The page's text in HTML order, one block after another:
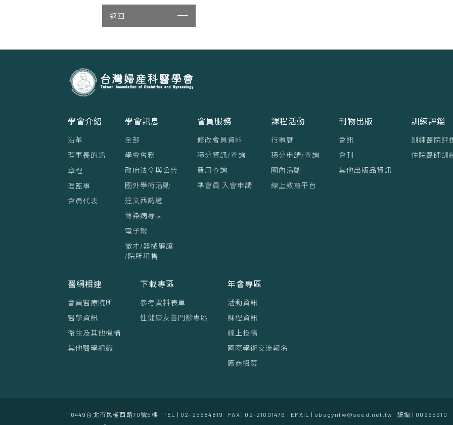
返回
學會介紹
沿革
理事⻑的話
章程
理監事
會員代表
學會訊息
全部
學會會務
政府法令與公告
國外學術活動
達文西認證
傳染病專區
電子報
徵才/器械廉讓
/院所租售
會員服務
修改會員資料
積分資訊/查詢
費用查詢
準會員 入會申請
課程活動
行事曆
積分申請/查詢
國內活動
線上教育平台
刊物出版
會訊
會刊
其他出版品資訊
訓練評鑑
訓練醫院評
住院醫師訓
醫網相連
會員醫療院所
醫學資訊
衛生及其他機構
其他醫學組織
下載專區
參考資料表單
性健康友善門診專區
年會專區
活動資訊
課程資訊
線上投稿
國際學術交流報名
廠商招募
10449台北市民權西路70號5樓 TEL | 02-25684819 FAX | 02-21001476 EMAIL | obsgyntw@seed.net.tw
統編 | 00965910